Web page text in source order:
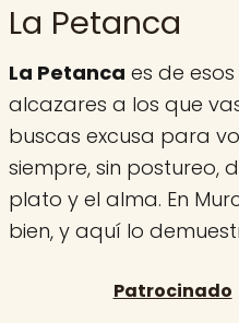
La Petanca
La Petanca es de
alcazares a los que
buscas excusa para
siempre, sin postureo,
plato y el alma. En
bien, y aquí lo